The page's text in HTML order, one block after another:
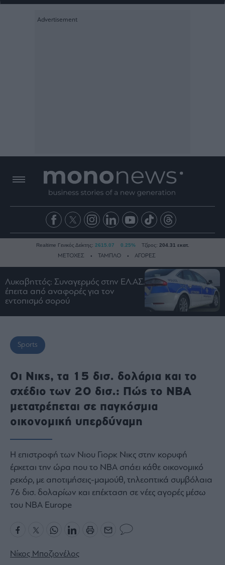
Ειδήσεις
Οικονομία
Τράπεζες
Ναυτιλία
Estate
Ενέργεια
Πολιτική
Πολιτισμός
Law
Bloomberg
Financial
Times
The
Realtime Γενικός Δείκτης: 2615.07 0.25% Τζίρος: 204.31 εκατ.
ΜΕΤΟΧΕΣ ΤΑΜΠΛΟ ΑΓΟΡΕΣ
Λυκαβηττός: Συναγερμός στην ΕΛ.ΑΣ.
έπειτα από αναφορές για τον
εντοπισμό σορού
Sports
Οι Νικς, τα 15 δισ. δολάρια και το
σχέδιο των 20 δισ.: Πώς το NBA
μετατρέπεται σε παγκόσμια
οικονομική υπερδύναμη
Η επιστροφή των Νιου Γιορκ Νικς στην κορυφή
έρχεται την ώρα που το NBA σπάει κάθε οικονομικό
ρεκόρ, με αποτιμήσεις-μαμούθ, τηλεοπτικά συμβόλαια
76 δισ. δολαρίων και επέκταση σε νέες αγορές μέσω
του NBA Europe
Νίκος Μποζιονέλος